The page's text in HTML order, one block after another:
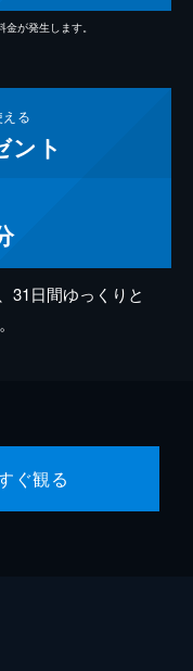
が発生します。
る
ント
31日間ゆっくりと
ぐ観る